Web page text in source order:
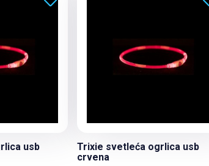
usb
Trixie svetleća ogrlica usb
crvena